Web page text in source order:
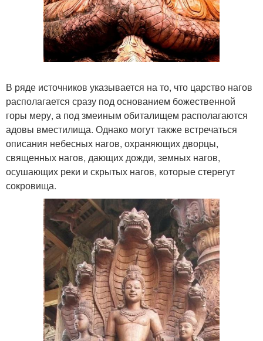
В ряде источников указывается на то, что царство нагов
располагается сразу под основанием божественной
горы меру, а под змеиным обиталищем располагаются
адовы вместилища. Однако могут также встречаться
описания небесных нагов, охраняющих дворцы,
священных нагов, дающих дожди, земных нагов,
осушающих реки и скрытых нагов, которые стерегут
сокровища.